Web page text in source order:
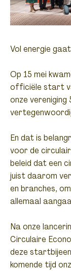
Vol energie
Op 15 mei
officiële start
onze vereniging
En dat is
voor de
beleid dat een
juist daarom
en branches,
allemaal
Na onze
Circulaire
deze
komende tijd